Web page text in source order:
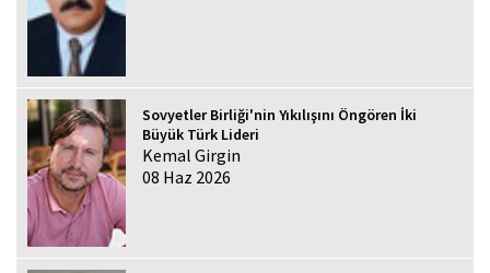
Sovyetler Birliği'nin Yıkılışını Öngören İki
Büyük Türk Lideri
Kemal Girgin
08 Haz 2026